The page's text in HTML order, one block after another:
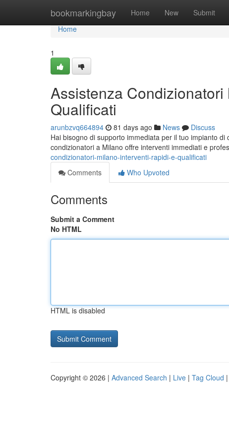
bookmarkingbay Home New Submit
Home
Home
1
Assistenza
Qualificati
arunbzvq664894 81 days ago News
Discuss
Hai bisogno di supporto immediata per il tuo impianto
condizionatori a Milano offre interventi immediati e
condizionatori-milano-interventi-rapidi-e-qualificati
Comments
Who Upvoted
Comments
Submit a Comment
No HTML
HTML is disabled
Copyright © 2026 | Advanced Search | Live | Tag Cloud |